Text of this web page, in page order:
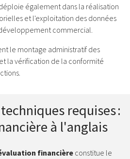
également dans la réalisation
et l'exploitation des données
commercial.
le montage administratif des
la vérification de la conformité
requises :
à l'anglais
financière constitue le